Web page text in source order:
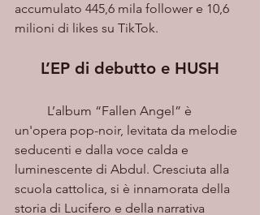
accumulato 445,6 mila follower e 10,6
milioni di likes su TikTok.
L’EP di debutto e HUSH
un'opera pop-noir, levitata da melodie
seducenti e dalla voce calda e
luminescente di Abdul. Cresciuta alla
scuola cattolica, si è innamorata della
storia di Lucifero e della narrativa